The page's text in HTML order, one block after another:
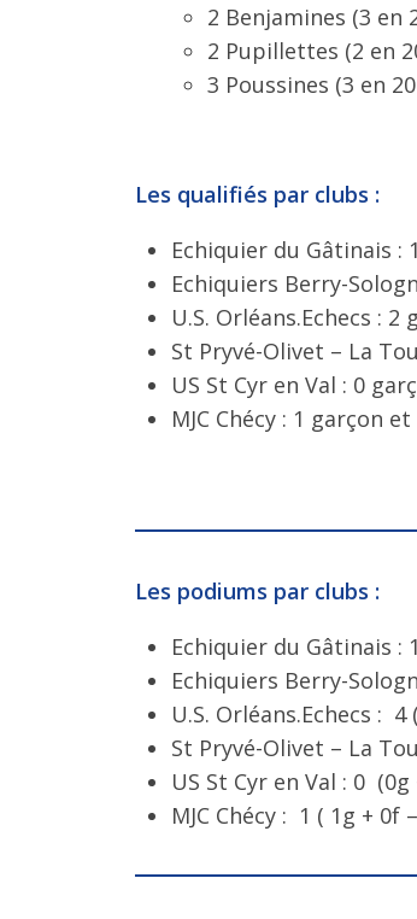
2 Benjamines (3 en
2 Pupillettes (2 en
3 Poussines (3 en
Les qualifiés par clubs :
Echiquier du Gâtinais :
Echiquiers Berry-
U.S. Orléans.Echecs :
St Pryvé-Olivet – La
US St Cyr en Val : 0
MJC Chécy : 1 garçon
Les podiums par clubs :
Echiquier du Gâtinais :
Echiquiers Berry-
U.S. Orléans.Echecs :
St Pryvé-Olivet – La
US St Cyr en Val : 0
MJC Chécy : 1 ( 1g + 0f